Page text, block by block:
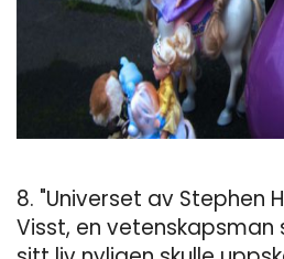
8. "Universet av Stephen
Visst, en